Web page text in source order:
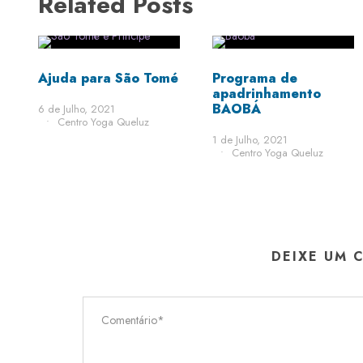
Ajuda para São Tomé
6 de Julho, 2021
•
Centro Yoga Queluz
Programa de
apadrinhamento
BAOBÁ
1 de Julho, 2021
•
Centro Yoga Queluz
DEIXE UM